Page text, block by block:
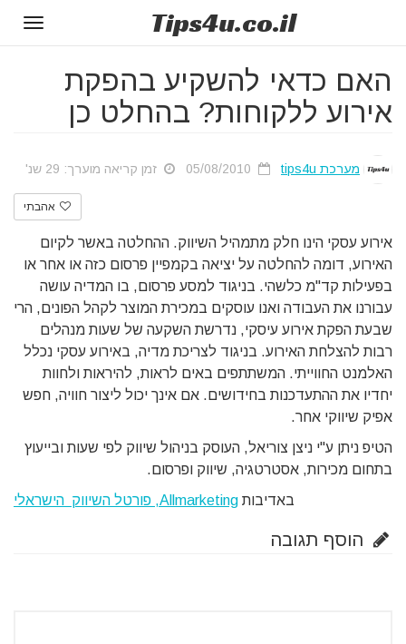
Tips4u.co.il
האם כדאי להשקיע בהפקת
אירוע ללקוחות? בהחלט כן
מערכת tips4u זמן קריאה מוערך: 29 שנ'
אהבתי
אירוע עסקי הינו חלק מתמהיל השיווק. ההחלטה באשר לקיום
האירוע, דומה להחלטה על יציאה בקמפיין פרסום כזה או אחר או
בפעילות קד"מ כלשהי. בניגוד למסע פרסום, בו המדיה עושה
עבורנו את העבודה ואנו עוסקים במכירת המוצר לקהל הפונים, הרי
שבעת הפקת אירוע עיסקי, נדרשת השקעה של שעות מנהלים
רבות להצלחת האירוע. בניגוד לצריכת מדיה, באירוע עסקי נכלל
האלמנט החווייתי. המשתתפים באים לראות, להיראות ולחוות
יחדיו את ההתעדכנות בחידושים. אם אינך יכול ליצור חוויה, חפש
אפיק שיווקי אחר.
הטיפ ניתן ע"י ניצן צוריאל, העוסק בניהול שיווק לפי שעות ובייעוץ
בתחום מכירות, אסטרטגיה, שיווק ופרסום.
באדיבות Allmarketing, פורטל השיווק הישראלי
הוסף תגובה